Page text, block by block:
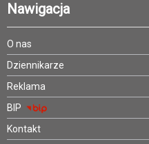
Nawigacja
O nas
Dziennikarze
Reklama
BIP
Kontakt